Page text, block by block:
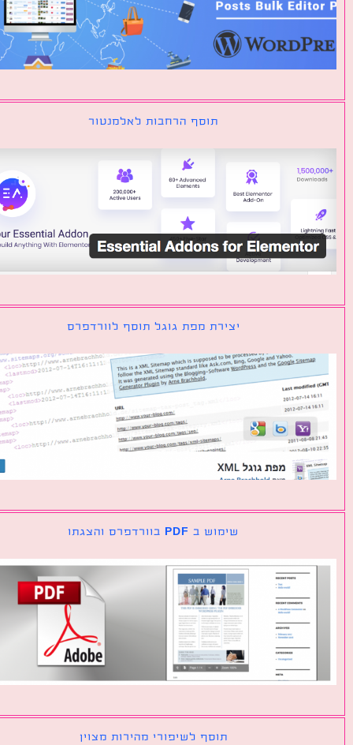
תוסף הרחבות לאלמנטור
יצירת מפת גוגל תוסף לוורדפרס
שימוש ב PDF בוורדפרס והצגתו
תוסף לשיפורי מהירות מצוין